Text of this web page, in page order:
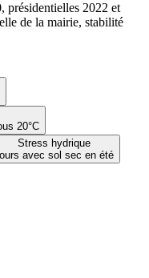
20°C
Stress hydrique
avec sol sec en été
présidentielles 2022 et
de la mairie, stabilité